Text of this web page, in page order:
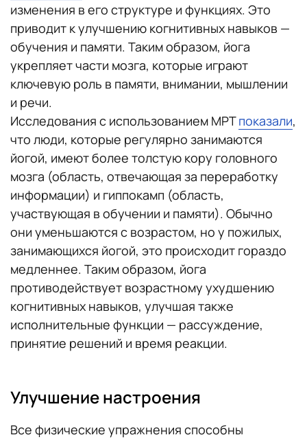
изменения в его структуре и функциях. Это
приводит к улучшению когнитивных навыков —
обучения и памяти. Таким образом, йога
укрепляет части мозга, которые играют
ключевую роль в памяти, внимании, мышлении
и речи.
Исследования с использованием МРТпоказали,
что люди, которые регулярно занимаются
йогой, имеют более толстую кору головного
мозга (область, отвечающая за переработку
информации) и гиппокамп (область,
участвующая в обучении и памяти). Обычно
они уменьшаются с возрастом, но у пожилых,
занимающихся йогой, это происходит гораздо
медленнее. Таким образом, йога
противодействует возрастному ухудшению
когнитивных навыков, улучшая также
исполнительные функции — рассуждение,
принятие решений и время реакции.
Улучшение настроения
Все физические упражнения способны